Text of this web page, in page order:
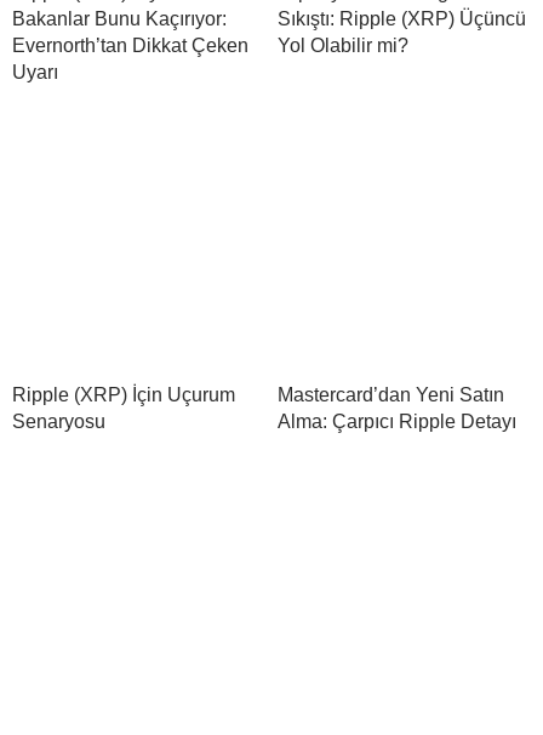
Bakanlar Bunu Kaçırıyor:
Evernorth’tan Dikkat Çeken
Uyarı
Sıkıştı: Ripple (XRP) Üçüncü
Yol Olabilir mi?
Ripple (XRP) İçin Uçurum
Senaryosu
Mastercard’dan Yeni Satın
Alma: Çarpıcı Ripple Detayı